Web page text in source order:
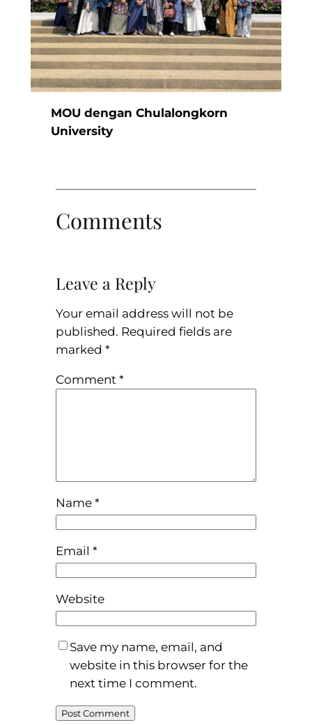
MOU dengan Chulalongkorn
University
Comments
Leave a Reply
Your email address will not be
published. Required fields are
marked *
Comment *
Name *
Email *
Website
Save my name, email, and
website in this browser for the
next time I comment.